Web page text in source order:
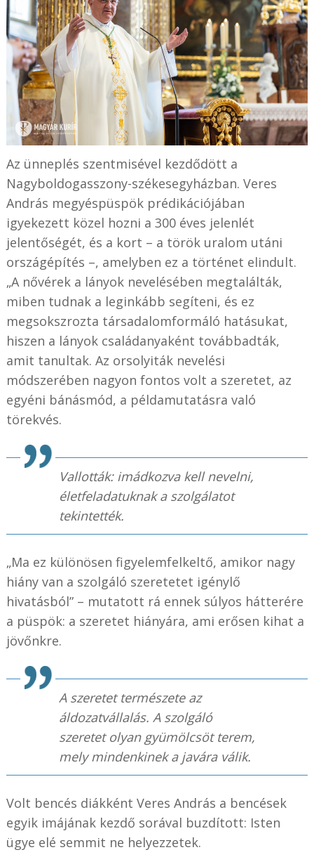
Az ünneplés szentmisével kezdődött a
Nagyboldogasszony-székesegyházban. Veres
András megyéspüspök prédikációjában
igyekezett közel hozni a 300 éves jelenlét
jelentőségét, és a kort – a török uralom utáni
országépítés –, amelyben ez a történet elindult.
„A nővérek a lányok nevelésében megtalálták,
miben tudnak a leginkább segíteni, és ez
megsokszrozta társadalomformáló hatásukat,
hiszen a lányok családanyaként továbbadták,
amit tanultak. Az orsolyiták nevelési
módszerében nagyon fontos volt a szeretet, az
egyéni bánásmód, a példamutatásra való
törekvés.
Vallották: imádkozva kell nevelni,
életfeladatuknak a szolgálatot
tekintették.
„Ma ez különösen figyelemfelkeltő, amikor nagy
hiány van a szolgáló szeretetet igénylő
hivatásból” – mutatott rá ennek súlyos hátterére
a püspök: a szeretet hiányára, ami erősen kihat a
jövőnkre.
A szeretet természete az
áldozatvállalás. A szolgáló
szeretet olyan gyümölcsöt terem,
mely mindenkinek a javára válik.
Volt bencés diákként Veres András a bencések
egyik imájának kezdő sorával buzdított: Isten
ügye elé semmit ne helyezzetek.